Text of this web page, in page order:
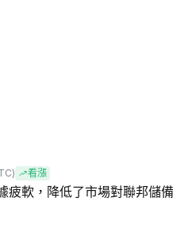
看漲
疲軟，降低了市場對聯邦儲